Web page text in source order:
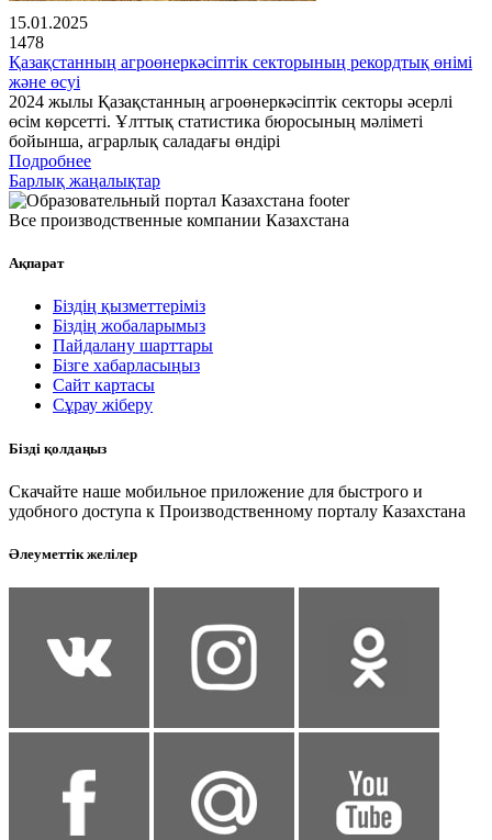
15.01.2025
1478
Қазақстанның агроөнеркәсіптік секторының рекордтық өнімі
және өсуі
2024 жылы Қазақстанның агроөнеркәсіптік секторы әсерлі
өсім көрсетті. Ұлттық статистика бюросының мәліметі
бойынша, аграрлық саладағы өндірі
Подробнее
Барлық жаңалықтар
Все производственные компании Казахстана
Ақпарат
Біздің қызметтеріміз
Біздің жобаларымыз
Пайдалану шарттары
Бізге хабарласыңыз
Сайт картасы
Сұрау жіберу
Бізді қолдаңыз
Скачайте наше мобильное приложение для быстрого и
удобного доступа к Производственному порталу Казахстана
Әлеуметтік желілер